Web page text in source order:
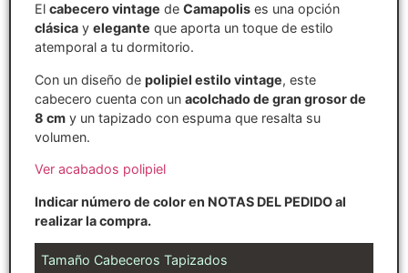
El cabecero vintage de Camapolis es una opción
clásica y elegante que aporta un toque de estilo
atemporal a tu dormitorio.
Con un diseño de polipiel estilo vintage, este
cabecero cuenta con un acolchado de gran grosor de
8 cm y un tapizado con espuma que resalta su
volumen.
Ver acabados polipiel
Indicar número de color en NOTAS DEL PEDIDO al
realizar la compra.
Tamaño Cabeceros Tapizados